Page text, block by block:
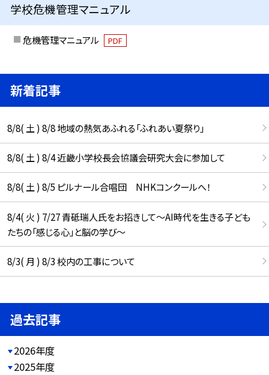
学校危機管理マニュアル
危機管理マニュアル PDF
新着記事
8/8( 土 ) 8/8 地域の熱気あふれる「ふれあい夏祭り」
8/8( 土 ) 8/4 近畿小学校長会協議会研究大会に参加して
8/8( 土 ) 8/5 ピルナール合唱団 NHKコンクールへ！
8/4( 火 ) 7/27 青砥瑞人氏をお招きして〜AI時代を生きる子ども
たちの「感じる心」と脳の学び〜
8/3( 月 ) 8/3 校内の工事について
過去記事
2026年度
2025年度